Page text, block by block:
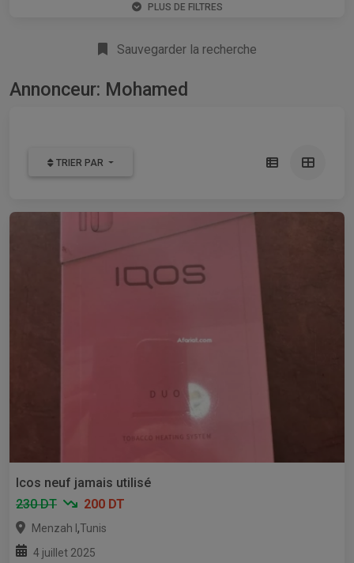
PLUS DE FILTRES
Sauvegarder la recherche
Annonceur: Mohamed
TRIER PAR
Icos neuf jamais utilisé
230 DT
200 DT
Menzah I ,Tunis
4 juillet 2025